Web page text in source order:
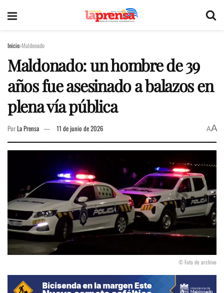
Inicio Maldonado
Maldonado: un hombre de 39
años fue asesinado a balazos en
plena vía pública
PorLa Prensa 11 de junio de 2026 AA
© Foto de archivo